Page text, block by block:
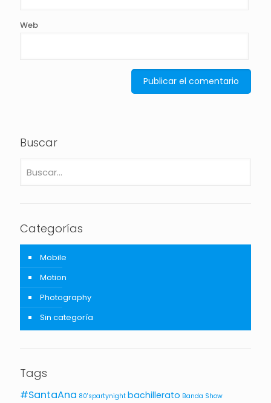
Web
Buscar
Categorías
Mobile
Motion
Photography
Sin categoría
Tags
#SantaAna 80'spartynight bachillerato Banda Show